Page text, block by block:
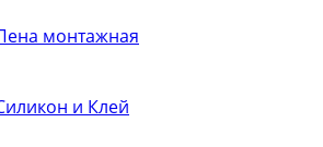
монтажная
и Клей